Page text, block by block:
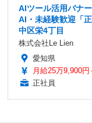
AIツール活用バナ
AI・未経験歓迎「
中区栄4丁目
株式会社Le Lien
愛知県
月給25万9,900円
正社員